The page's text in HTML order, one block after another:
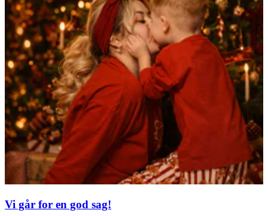
Vi går for en god sag!